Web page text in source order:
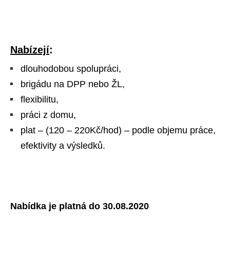
Nabízejí:
dlouhodobou spolupráci,
brigádu na DPP nebo ŽL,
flexibilitu,
práci z domu,
plat – (120 – 220Kč/hod) – podle objemu práce,
efektivity a výsledků.
Nabídka je platná do 30.08.2020